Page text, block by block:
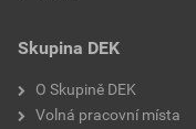
Skupina DEK
O Skupině DEK
Volná pracovní místa